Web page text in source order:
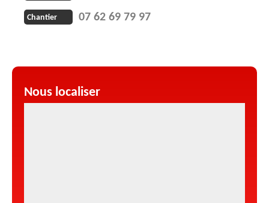
Chantier 07 62 69 79 97
Nous localiser